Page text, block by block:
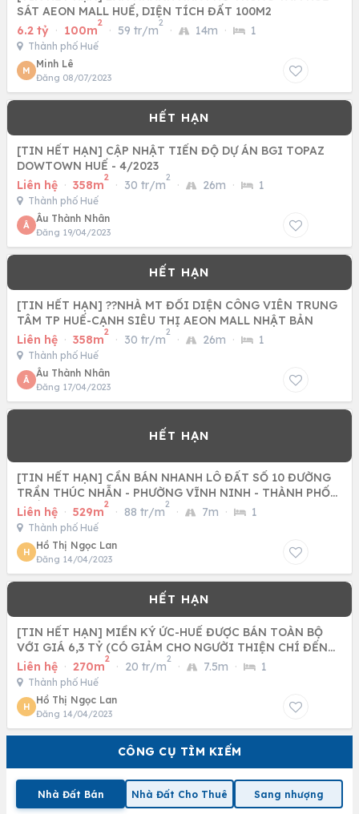
CÔNG CỤ TÌM KIẾM
Nhà Đất Bán Nhà Đất Cho Thuê Sang nhượng
SÁT AEON MALL HUẾ, DIỆN TÍCH ĐẤT 100M2
6.2 tỷ · 100m
2
· 59 tr/m
2
· 14m · 1
Thành phố Huế
M
Minh Lê
Đăng 08/07/2023
[TIN HẾT HẠN] CẬP NHẬT TIẾN ĐỘ DỰ ÁN BGI TOPAZ
DOWTOWN HUẾ - 4/2023
Liên hệ · 358m
2
· 30 tr/m
2
· 26m · 1
Thành phố Huế
Â
Âu Thành Nhân
Đăng 19/04/2023
[TIN HẾT HẠN] ??NHÀ MT ĐỐI DIỆN CÔNG VIÊN TRUNG
TÂM TP HUẾ-CẠNH SIÊU THỊ AEON MALL NHẬT BẢN
Liên hệ · 358m
2
· 30 tr/m
2
· 26m · 1
Thành phố Huế
Â
Âu Thành Nhân
Đăng 17/04/2023
[TIN HẾT HẠN] CẦN BÁN NHANH LÔ ĐẤT SỐ 10 ĐƯỜNG
TRẦN THÚC NHẪN - PHƯỜNG VĨNH NINH - THÀNH PHỐ
HUẾ THƠ MỘNG
Liên hệ · 529m
2
· 88 tr/m
2
· 7m · 1
Thành phố Huế
H
Hồ Thị Ngọc Lan
Đăng 14/04/2023
[TIN HẾT HẠN] MIỀN KÝ ỨC-HUẾ ĐƯỢC BÁN TOÀN BỘ
VỚI GIÁ 6,3 TỶ (CÓ GIẢM CHO NGƯỜI THIỆN CHÍ ĐẾN
TRƯỚC)
Liên hệ · 270m
2
· 20 tr/m
2
· 7.5m · 1
Thành phố Huế
H
Hồ Thị Ngọc Lan
Đăng 14/04/2023